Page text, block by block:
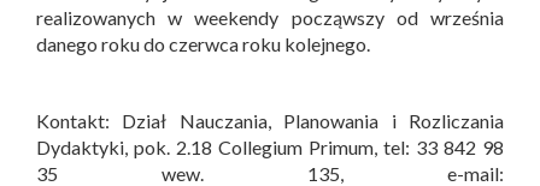
realizowanych w weekendy począwszy od września
danego roku do czerwca roku kolejnego.
Kontakt: Dział Nauczania, Planowania i Rozliczania
Dydaktyki, pok. 2.18 Collegium Primum, tel: 33 842 98
35 wew. 135, e-mail: